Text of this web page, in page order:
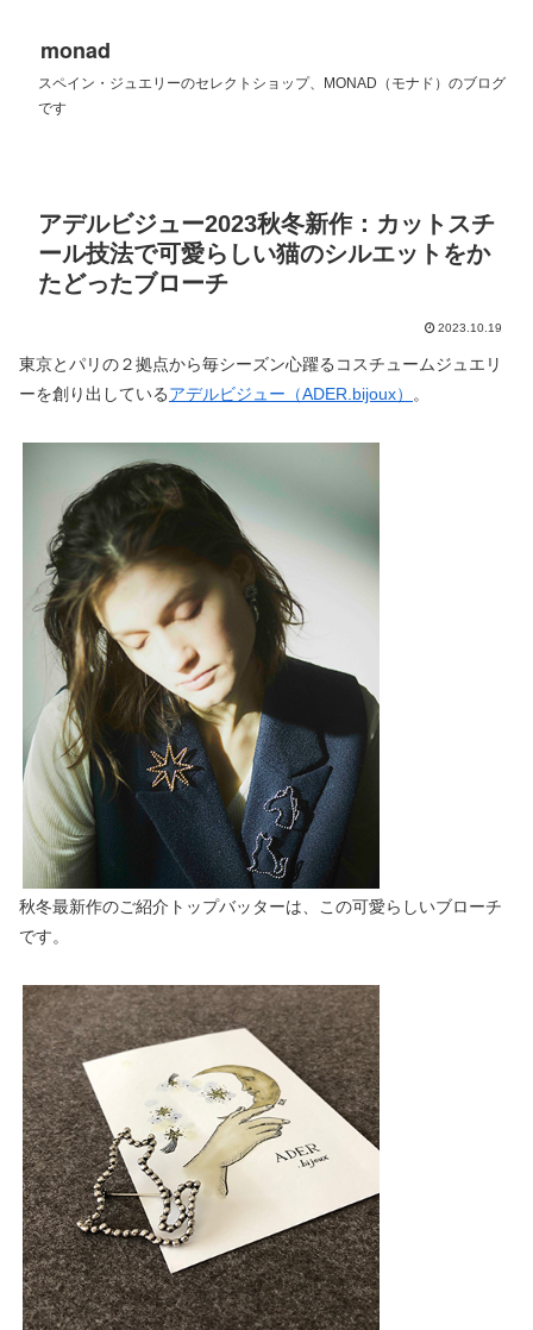
monad
スペイン・ジュエリーのセレクトショップ、MONAD（モナド）のブログ
です
アデルビジュー2023秋冬新作：カットスチ
ール技法で可愛らしい猫のシルエットをか
たどったブローチ
2023.10.19
東京とパリの２拠点から毎シーズン心躍るコスチュームジュエリ
ーを創り出しているアデルビジュー（ADER.bijoux） 。
秋冬最新作のご紹介トップバッターは、この可愛らしいブローチ
です。